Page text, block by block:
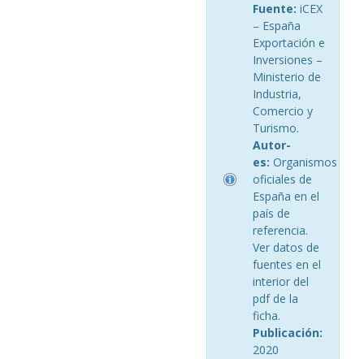
Fuente: iCEX
– España
Exportación e
Inversiones –
Ministerio de
Industria,
Comercio y
Turismo.
Autor-
es: Organismos
oficiales de
España en el
país de
referencia.
Ver datos de
fuentes en el
interior del
pdf de la
ficha.
Publicación:
2020